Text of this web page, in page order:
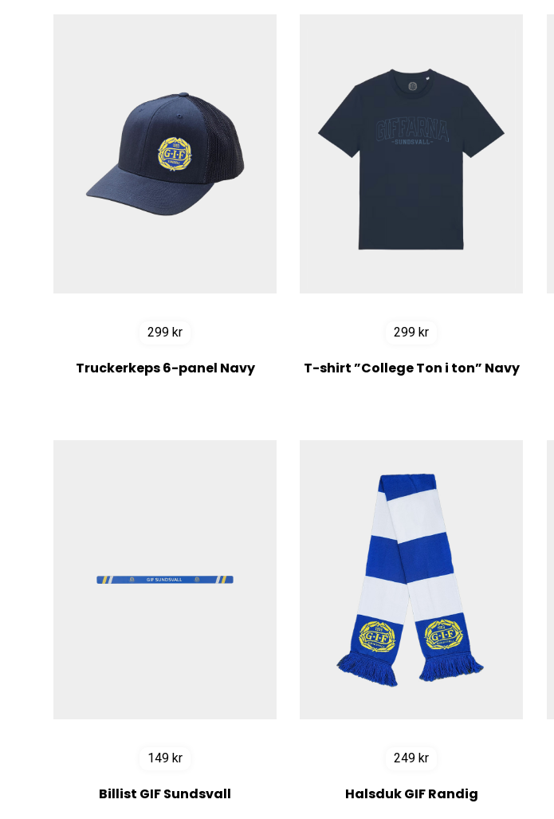
299kr
Truckerkeps 6-panel Navy
299kr
T-shirt ”College Ton i ton” Navy
149kr
Billist GIF Sundsvall
249kr
Halsduk GIF Randig